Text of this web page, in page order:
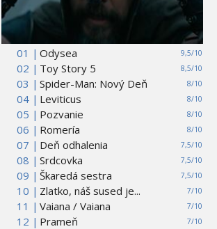
01 | 9,5/10
Odysea
02 |
8,5/10
Toy Story 5
03 |
8/10
Spider-Man: Nový Deň
04 |
8/10
Leviticus
05 |
8/10
Pozvanie
06 |
8/10
Romería
07 |
7,5/10
Deň odhalenia
08 |
7,5/10
Srdcovka
09 |
7,5/10
Škaredá sestra
10 |
7/10
Zlatko, náš sused je...
11 |
7/10
Vaiana / Vaiana
12 |
7/10
Prameň